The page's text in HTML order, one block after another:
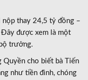
nộp thay 24,5 tỷ đồng –
Đây được xem là một
trưởng.
Quyền cho biết bà Tiến
như tiền đình, chóng